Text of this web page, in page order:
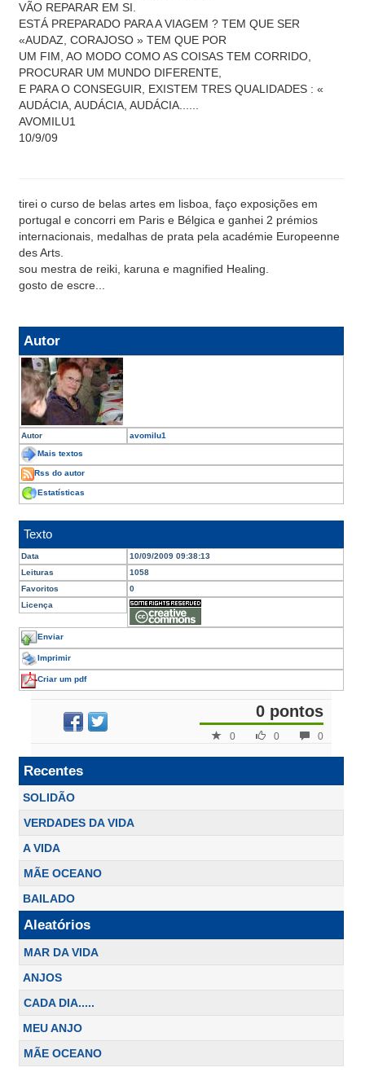
VÃO REPARAR EM SI.
ESTÁ PREPARADO PARA A VIAGEM ? TEM QUE SER
«AUDAZ, CORAJOSO » TEM QUE POR
UM FIM, AO MODO COMO AS COISAS TEM CORRIDO,
PROCURAR UM MUNDO DIFERENTE,
E PARA O CONSEGUIR, EXISTEM TRES QUALIDADES : «
AUDÁCIA, AUDÁCIA, AUDÁCIA......
AVOMILU1
10/9/09
tirei o curso de belas artes em lisboa, faço exposições em
portugal e concorri em Paris e Bélgica e ganhei 2 prémios
internacionais, medalhas de prata pela académie Europeenne
des Arts.
sou mestra de reiki, karuna e magnified Healing.
gosto de escre...
Autor
Autor avomilu1
Mais textos
Rss do autor
Estatísticas
Texto
Data
10/09/2009 09:38:13
Leituras
1058
Favoritos
0
Licença
Enviar
Imprimir
Criar um pdf
0 pontos
0
0
0
Recentes
SOLIDÃO
VERDADES DA VIDA
A VIDA
MÃE OCEANO
BAILADO
Aleatórios
MAR DA VIDA
ANJOS
CADA DIA.....
MEU ANJO
MÃE OCEANO